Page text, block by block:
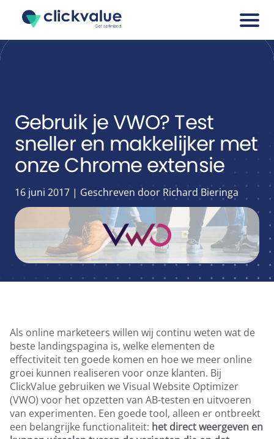
Cases
Blogs
Career
Tools
Runtime Calculator
Gebruik je VWO? Test
sneller en makkelijker met
onze Chrome extensie
16 juni 2017 | Geschreven door Richard Bieringa
Als online marketeers willen wij continu weten wat de
beste landingspagina is, welke elementen de
effectiviteit ten goede komen en hoe we meer online
groei kunnen realiseren voor onze klanten. Bij
ClickValue gebruiken we Visual Website Optimizer
(VWO) voor het opzetten van AB-testen en uitvoeren
van experimenten. Een goede tool, alleen er ontbreekt
een belangrijke functionaliteit: het direct weergeven en